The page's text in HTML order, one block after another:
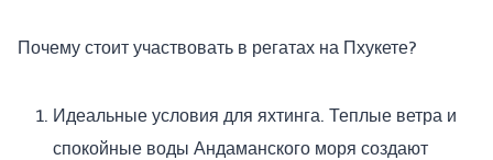
Почему стоит участвовать в регатах на Пхукете?
Идеальные условия для яхтинга. Теплые ветра и
спокойные воды Андаманского моря создают